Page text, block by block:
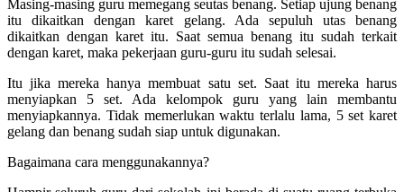
Masing-masing guru memegang seutas benang. Setiap ujung benang
itu dikaitkan dengan karet gelang. Ada sepuluh utas benang
dikaitkan dengan karet itu. Saat semua benang itu sudah terkait
dengan karet, maka pekerjaan guru-guru itu sudah selesai.
Itu jika mereka hanya membuat satu set. Saat itu mereka harus
menyiapkan 5 set. Ada kelompok guru yang lain membantu
menyiapkannya. Tidak memerlukan waktu terlalu lama, 5 set karet
gelang dan benang sudah siap untuk digunakan.
Bagaimana cara menggunakannya?